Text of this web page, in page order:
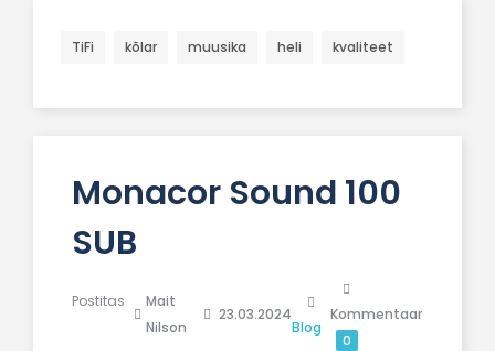
TiFi kõlar muusika heli kvaliteet
Monacor Sound 100
SUB
Postitas
Mait
Nilson
23.03.2024
Blog
Kommentaar
0